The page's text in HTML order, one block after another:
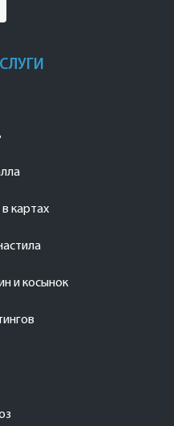
в картах
и косынок